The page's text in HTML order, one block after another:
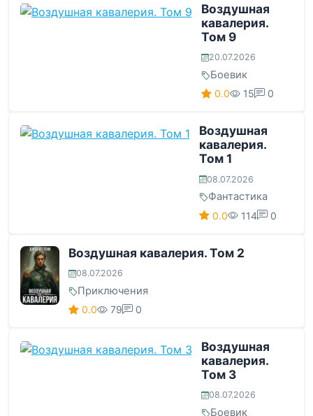
Воздушная
кавалерия.
Том 9
20.07.2026
Боевик
0.0 15 0
Воздушная
кавалерия.
Том 1
08.07.2026
Фантастика
0.0 114 0
Воздушная кавалерия. Том 2
08.07.2026
Приключения
0.0 79 0
Воздушная
кавалерия.
Том 3
08.07.2026
Боевик